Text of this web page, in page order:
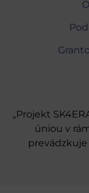
„Projekt
úniou v